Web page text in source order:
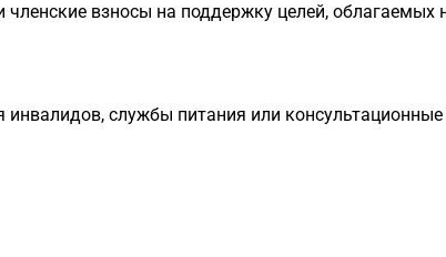
взносы на поддержку целей, облагаемых
службы питания или